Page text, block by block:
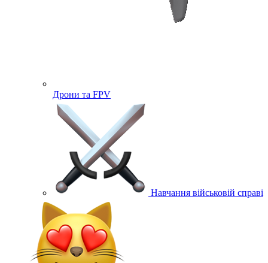
Дрони та FPV
Навчання військовій справі